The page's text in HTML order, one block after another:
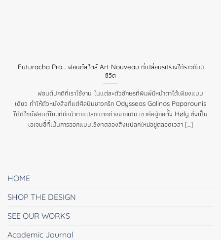
Futuracha Pro… ฟอนต์สไตล์ Art Nouveau ที่เปลี่ยนรูปร่างได้ราวกับมี
ชีวิต
ฟอนต์ปกติที่เราใช้งาน ในแต่ละตัวอักษรที่พิมพ์มีหน้าตาได้เพียงแบบ
เดียว ทำให้ตัวหนังสือที่แต่ศิลปินชาวกรีก Odysseas Galinos Paparounis
ได้ดีไซน์ฟอนต์ใหม่ที่มีหน้าตาแปลกแตกต่างจากเดิม เขาคือผู้ก่อตั้ง Høly ซึ่งเป็น
เอเจนซี่ที่เน้นการออกแบบเชิงทดลองสิ่งแปลกใหม่อยู่ตลอดเวลา [...]
HOME
SHOP THE DESIGN
SEE OUR WORKS
Academic Journal